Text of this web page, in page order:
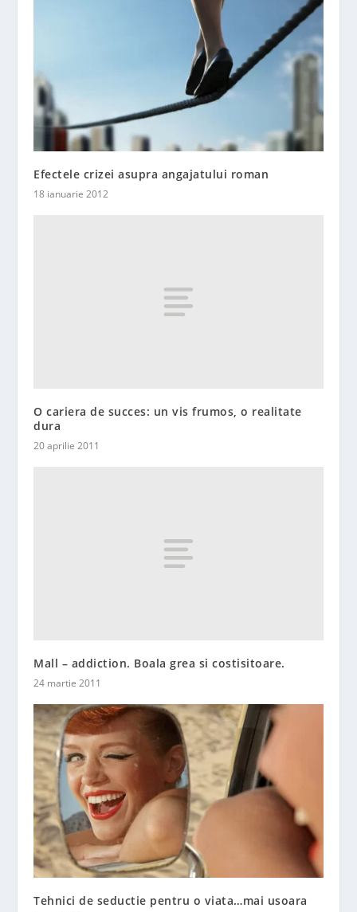
Efectele crizei asupra angajatului roman
18 ianuarie 2012
O cariera de succes: un vis frumos, o realitate
dura
20 aprilie 2011
Mall – addiction. Boala grea si costisitoare.
24 martie 2011
Tehnici de seductie pentru o viata…mai usoara